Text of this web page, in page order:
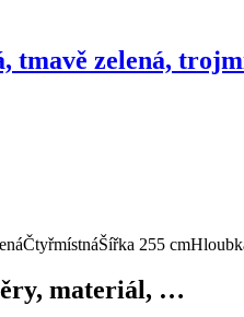
tmavě zelená,
ČtyřmístnáŠířka 255 cm
materiál, …